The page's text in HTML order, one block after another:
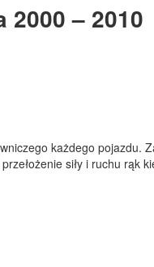
– 2010
każdego pojazdu.
siły i ruchu rąk